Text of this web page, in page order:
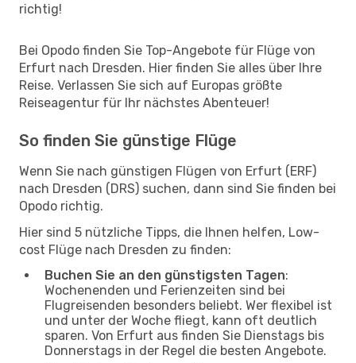
richtig!
Bei Opodo finden Sie Top-Angebote für Flüge von
Erfurt nach Dresden. Hier finden Sie alles über Ihre
Reise. Verlassen Sie sich auf Europas größte
Reiseagentur für Ihr nächstes Abenteuer!
So finden Sie günstige Flüge
Wenn Sie nach günstigen Flügen von Erfurt (ERF)
nach Dresden (DRS) suchen, dann sind Sie finden bei
Opodo richtig.
Hier sind 5 nützliche Tipps, die Ihnen helfen, Low-
cost Flüge nach Dresden zu finden:
Buchen Sie an den günstigsten Tagen:
Wochenenden und Ferienzeiten sind bei
Flugreisenden besonders beliebt. Wer flexibel ist
und unter der Woche fliegt, kann oft deutlich
sparen. Von Erfurt aus finden Sie Dienstags bis
Donnerstags in der Regel die besten Angebote.